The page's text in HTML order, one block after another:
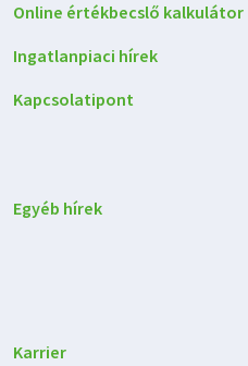
Online értékbecslő kalkulátor
Ingatlanpiaci hírek
Kapcsolatipont
Egyéb hírek
Karrier